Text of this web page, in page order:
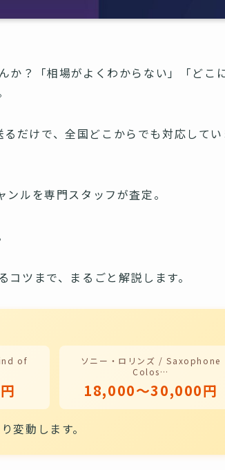
か？「相場がよくわからない」「どこ
だけで、全国どこからでも対応してい
ンルを専門スタッフが査定。
ツまで、まるごと解説します。
of
ソニー・ロリンズ / Saxophone
Colos…
18,000〜30,000円
変動します。